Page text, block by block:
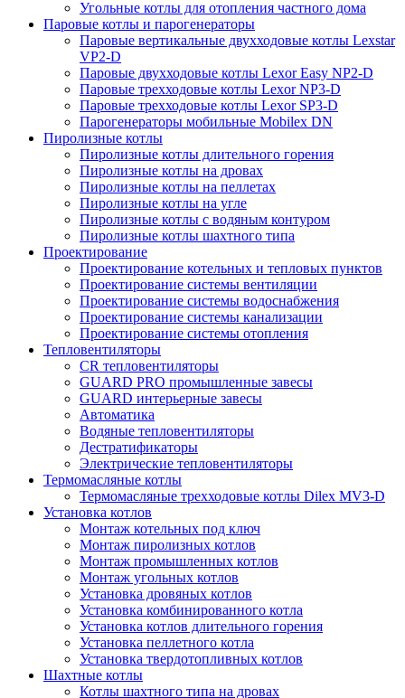
Угольные котлы для отопления частного дома
Паровые котлы и парогенераторы
Паровые вертикальные двухходовые котлы Lexstar
VP2-D
Паровые двухходовые котлы Lexor Easy NP2-D
Паровые трехходовые котлы Lexor NP3-D
Паровые трехходовые котлы Lexor SP3-D
Парогенераторы мобильные Mobilex DN
Пиролизные котлы
Пиролизные котлы длительного горения
Пиролизные котлы на дровах
Пиролизные котлы на пеллетах
Пиролизные котлы на угле
Пиролизные котлы с водяным контуром
Пиролизные котлы шахтного типа
Проектирование
Проектирование котельных и тепловых пунктов
Проектирование системы вентиляции
Проектирование системы водоснабжения
Проектирование системы канализации
Проектирование системы отопления
Тепловентиляторы
CR тепловентиляторы
GUARD PRO промышленные завесы
GUARD интерьерные завесы
Автоматика
Водяные тепловентиляторы
Дестратификаторы
Электрические тепловентиляторы
Термомасляные котлы
Термомасляные трехходовые котлы Dilex MV3-D
Установка котлов
Монтаж котельных под ключ
Монтаж пиролизных котлов
Монтаж промышленных котлов
Монтаж угольных котлов
Установка дровяных котлов
Установка комбинированного котла
Установка котлов длительного горения
Установка пеллетного котла
Установка твердотопливных котлов
Шахтные котлы
Котлы шахтного типа на дровах